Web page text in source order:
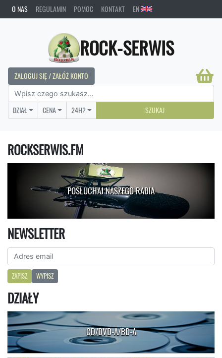
O NAS REGULAMIN POMOC KONTAKT EN
ROCK-SERWIS
ZALOGUJ SIĘ / ZAŁÓŻ KONTO
DZIAŁ CENA 24H? SZUKAJ
ROCKSERWIS.FM
POSŁUCHAJ NASZEGO RADIA
NEWSLETTER
ZAPISZ WYPISZ
DZIAŁY
CD/DVD-A/BD-A